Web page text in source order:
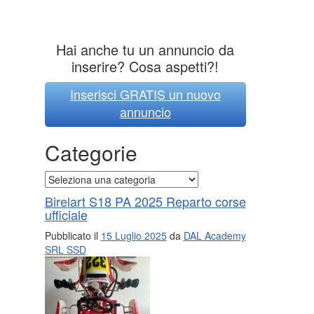
Hai anche tu un annuncio da
inserire? Cosa aspetti?!
Inserisci GRATIS un nuovo
annuncio
Categorie
Categorie
Birelart S18 PA 2025 Reparto corse
ufficiale
Pubblicato il 15 Luglio 2025da DAL Academy
SRL SSD